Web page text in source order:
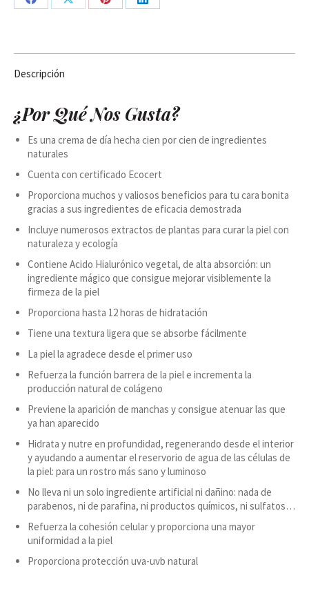
Share
Share
Share
Share
Descripción
¿Por Qué Nos Gusta?
Es una crema de día hecha cien por cien de ingredientes
naturales
Cuenta con certificado Ecocert
Proporciona muchos y valiosos beneficios para tu cara bonita
gracias a sus ingredientes de eficacia demostrada
Incluye numerosos extractos de plantas para curar la piel con
naturaleza y ecología
Contiene Acido Hialurónico vegetal, de alta absorción: un
ingrediente mágico que consigue mejorar visiblemente la
firmeza de la piel
Proporciona hasta 12 horas de hidratación
Tiene una textura ligera que se absorbe fácilmente
La piel la agradece desde el primer uso
Refuerza la función barrera de la piel e incrementa la
producción natural de colágeno
Previene la aparición de manchas y consigue atenuar las que
ya han aparecido
Hidrata y nutre en profundidad, regenerando desde el interior
y ayudando a aumentar el reservorio de agua de las células de
la piel: para un rostro más sano y luminoso
No lleva ni un solo ingrediente artificial ni dañino: nada de
parabenos, ni de parafina, ni productos químicos, ni sulfatos…
Refuerza la cohesión celular y proporciona una mayor
uniformidad a la piel
Proporciona protección uva-uvb natural